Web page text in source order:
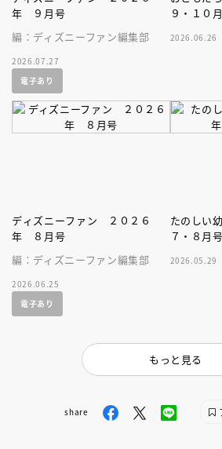
年 ９月号
編：ディズニーファン編集部
2026.07.27
電子あり
９・１０
2026.06.26
ディズニーファン ２０２６
年 ８月号
編：ディズニーファン編集部
2026.06.25
電子あり
たのしい
７・８月号
2026.05.29
もっと見る
share